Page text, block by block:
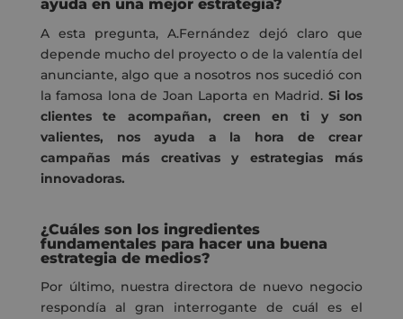
ayuda en una mejor estrategia?
A esta pregunta, A.Fernández dejó claro que
depende mucho del proyecto o de la valentía del
anunciante, algo que a nosotros nos sucedió con
la famosa lona de Joan Laporta en Madrid. Si los
clientes te acompañan, creen en ti y son
valientes, nos ayuda a la hora de crear
campañas más creativas y estrategias más
innovadoras.
¿Cuáles son los ingredientes
fundamentales para hacer una buena
estrategia de medios?
Por último, nuestra directora de nuevo negocio
respondía al gran interrogante de cuál es el